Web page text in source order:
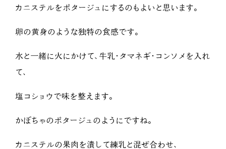
カニステルをポタージュにするのもよいと思います。
卵の黄身のような独特の食感です。
水と一緒に火にかけて、牛乳・タマネギ・コンソメを入れ
て、
塩コショウで味を整えます。
かぼちゃのポタージュのようにですね。
カニステルの果肉を潰して練乳と混ぜ合わせ、